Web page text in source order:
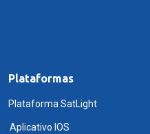
Plataformas
Plataforma SatLight
Aplicativo IOS